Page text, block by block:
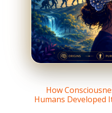
How
Humans Developed